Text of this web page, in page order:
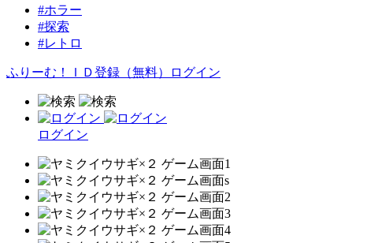
#ホラー
#探索
#レトロ
ふりーむ！ＩＤ登録（無料） ログイン
ログイン